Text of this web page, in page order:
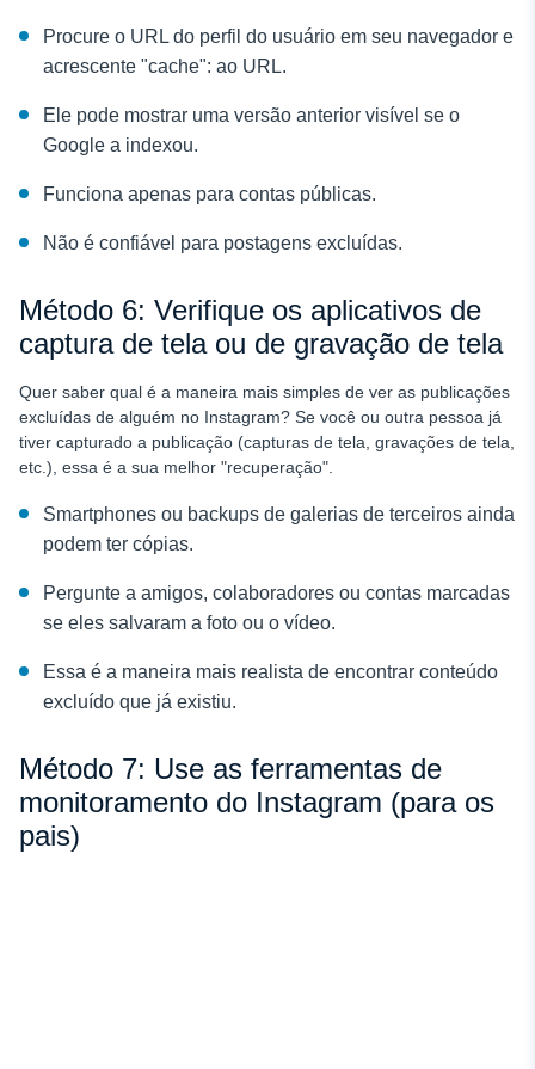
Procure o URL do perfil do usuário em seu navegador e
acrescente "cache": ao URL.
Ele pode mostrar uma versão anterior visível se o
Google a indexou.
Funciona apenas para contas públicas.
Não é confiável para postagens excluídas.
Método 6: Verifique os aplicativos de
captura de tela ou de gravação de tela
Quer saber qual é a maneira mais simples de ver as publicações
excluídas de alguém no Instagram? Se você ou outra pessoa já
tiver capturado a publicação (capturas de tela, gravações de tela,
etc.), essa é a sua melhor "recuperação".
Smartphones ou backups de galerias de terceiros ainda
podem ter cópias.
Pergunte a amigos, colaboradores ou contas marcadas
se eles salvaram a foto ou o vídeo.
Essa é a maneira mais realista de encontrar conteúdo
excluído que já existiu.
Método 7: Use as ferramentas de
monitoramento do Instagram (para os
pais)